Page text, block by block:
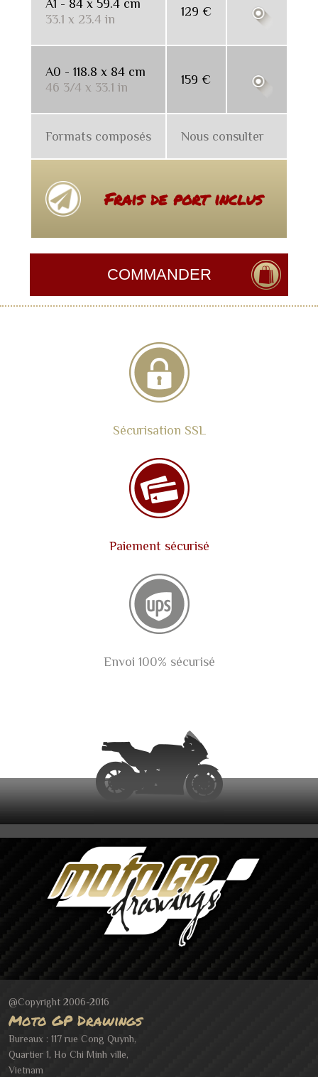
A1 - 84 x 59.4 cm
33.1 x 23.4 in
129 €
A0 - 118.8 x 84 cm
46 3/4 x 33.1 in
159 €
Formats composés Nous consulter
Frais de port inclus
Sécurisation SSL
Paiement sécurisé
Envoi 100% sécurisé
@Copyright 2006-2016
Moto GP Drawings
Bureaux : 117 rue Cong Quynh,
Quartier 1, Ho Chi Minh ville,
Vietnam